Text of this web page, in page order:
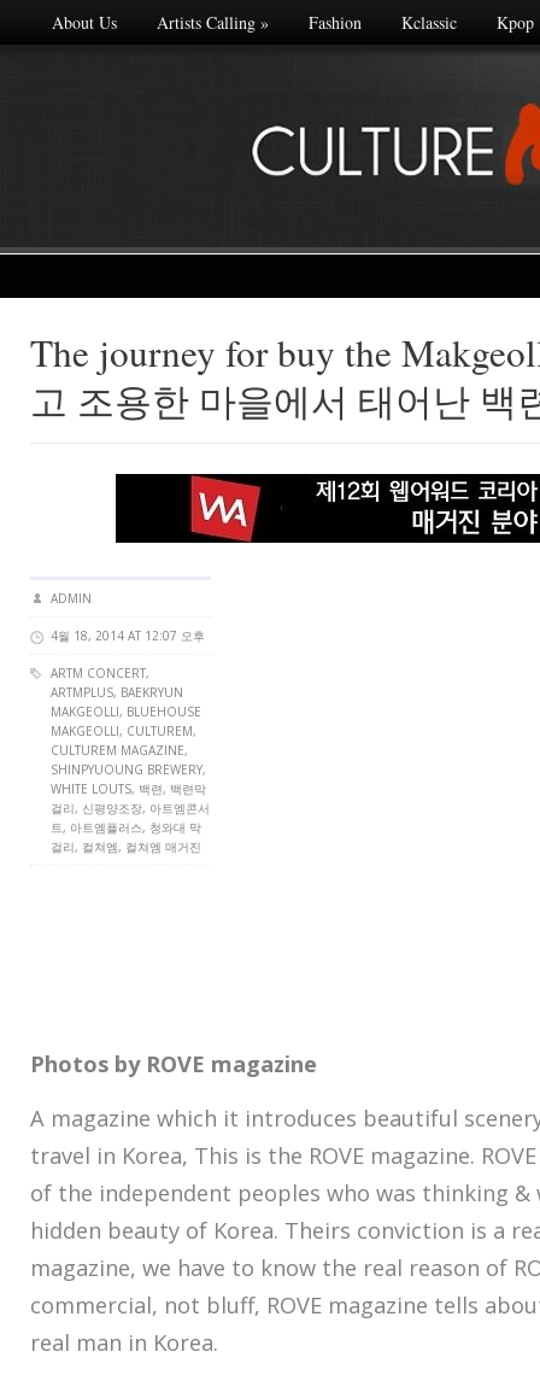
About Us Artists Calling» Fashion Kclassic Kpop
The journey for buy the
고 조용한 마을에서 태어난 백
ADMIN
4월 18, 2014 AT 12:07 오후
ARTM CONCERT,
ARTMPLUS, BAEKRYUN
MAKGEOLLI, BLUEHOUSE
MAKGEOLLI, CULTUREM,
CULTUREM MAGAZINE,
SHINPYUOUNG BREWERY,
WHITE LOUTS, 백련, 백련막
걸리, 신평양조장, 아트엠콘서
트, 아트엠플러스, 청와대 막
걸리, 컬쳐엠, 컬쳐엠 매거진
Photos by ROVE magazine
A magazine which it introduces beautiful
travel in Korea, This is the ROVE magazine.
of the independent peoples who was thinking
hidden beauty of Korea. Theirs conviction is a
magazine, we have to know the real reason of
commercial, not bluff, ROVE magazine tells
real man in Korea.
Made with
More Info